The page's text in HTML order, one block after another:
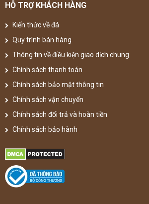
HỖ TRỢ KHÁCH HÀNG
Kiến thức về đá
Quy trình bán hàng
Thông tin về điều kiện giao dịch chung
Chính sách thanh toán
Chính sách bảo mật thông tin
Chính sách vận chuyển
Chính sách đổi trả và hoàn tiền
Chính sách bảo hành